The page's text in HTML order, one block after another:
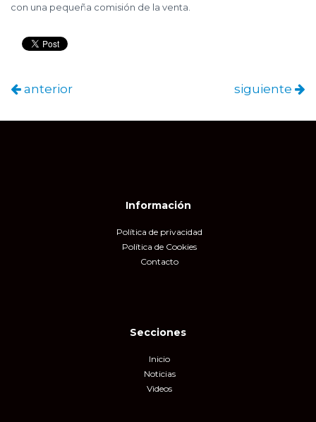
con una pequeña comisión de la venta.
anterior siguiente
Información
Política de privacidad
Política de Cookies
Contacto
Secciones
Inicio
Noticias
Videos